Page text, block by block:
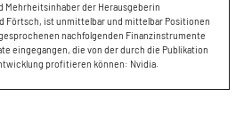
Mehrheitsinhaber der Herausgeberin
Förtsch, ist unmittelbar und mittelbar Positionen
nachfolgenden Finanzinstrumente
eingegangen, die von der durch die Publikation
profitieren können: Nvidia.